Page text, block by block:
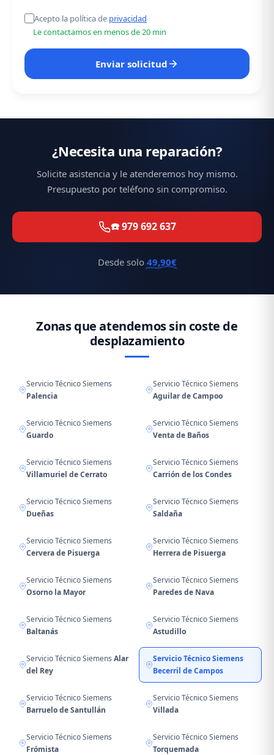
Acepto la política de privacidad
Le contactamos en menos de 20 min
Enviar solicitud
¿Necesita una reparación?
Solicite asistencia y le atenderemos hoy mismo.
Presupuesto por teléfono sin compromiso.
☎️ 979 692 637
Desde solo 49,90€
Zonas que atendemos sin coste de
desplazamiento
Servicio Técnico Siemens
Palencia
Servicio Técnico Siemens
Aguilar de Campoo
Servicio Técnico Siemens
Guardo
Servicio Técnico Siemens
Venta de Baños
Servicio Técnico Siemens
Villamuriel de Cerrato
Servicio Técnico Siemens
Carrión de los Condes
Servicio Técnico Siemens
Dueñas
Servicio Técnico Siemens
Saldaña
Servicio Técnico Siemens
Cervera de Pisuerga
Servicio Técnico Siemens
Herrera de Pisuerga
Servicio Técnico Siemens
Osorno la Mayor
Servicio Técnico Siemens
Paredes de Nava
Servicio Técnico Siemens
Baltanás
Servicio Técnico Siemens
Astudillo
Servicio Técnico Siemens Alar
del Rey
Servicio Técnico Siemens
Becerril de Campos
Servicio Técnico Siemens
Barruelo de Santullán
Servicio Técnico Siemens
Villada
Servicio Técnico Siemens
Frómista
Servicio Técnico Siemens
Torquemada